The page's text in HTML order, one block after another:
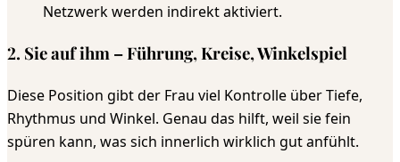
Netzwerk werden indirekt aktiviert.
2. Sie auf ihm – Führung, Kreise, Winkelspiel
Diese Position gibt der Frau viel Kontrolle über Tiefe,
Rhythmus und Winkel. Genau das hilft, weil sie fein
spüren kann, was sich innerlich wirklich gut anfühlt.